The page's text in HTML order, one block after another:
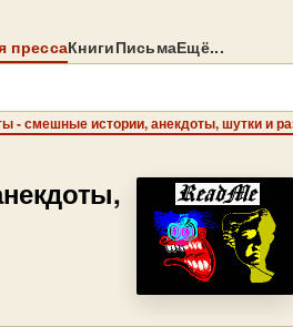
прессаКнигиПисьмаЕщё...
- смешные истории, анекдоты, шутки и